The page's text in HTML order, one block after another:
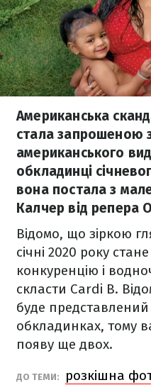
Американська
стала запрошеною
американського
обкладинці
вона постала з
Калчер від репера
Відомо, що зіркою
січні 2020 року
конкуренцію і
скласти Cardi B.
буде
обкладинках, тому
появу ще двох.
ДО ТЕМИ:
розкішна